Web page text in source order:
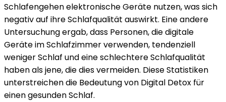
Schlafengehen elektronische Geräte nutzen, was sich
negativ auf ihre Schlafqualität auswirkt. Eine andere
Untersuchung ergab, dass Personen, die digitale
Geräte im Schlafzimmer verwenden, tendenziell
weniger Schlaf und eine schlechtere Schlafqualität
haben als jene, die dies vermeiden. Diese Statistiken
unterstreichen die Bedeutung von Digital Detox für
einen gesunden Schlaf.